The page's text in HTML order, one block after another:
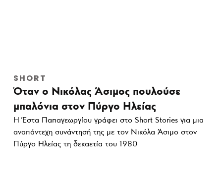
SHORT
Όταν ο Νικόλας Άσιμος πουλούσε
μπαλόνια στον Πύργο Ηλείας
Η Έστα Παπαγεωργίου γράφει στο Short Stories για μια
αναπάντεχη συνάντησή της με τον Νικόλα Άσιμο στον
Πύργο Ηλείας τη δεκαετία του 1980